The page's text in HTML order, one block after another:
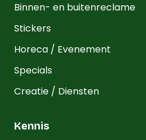
Binnen- en buitenreclame
Stickers
Horeca / Evenement
Specials
Creatie / Diensten
Kennis